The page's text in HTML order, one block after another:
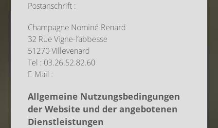
Postanschrift :
Champagne Nominé Renard
32 Rue Vigne-l’abbesse
51270 Villevenard
Tel : 03.26.52.82.60
E-Mail :
Allgemeine Nutzungsbedingungen
der Website und der angebotenen
Dienstleistungen